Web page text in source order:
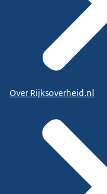
Over Rijksoverheid.nl